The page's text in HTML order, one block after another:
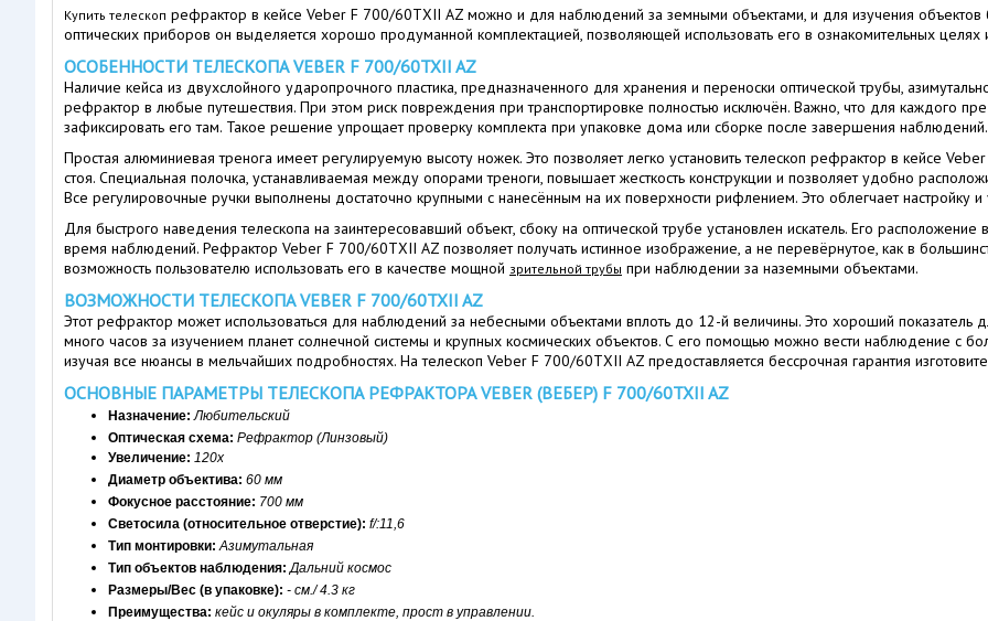
Купить телескоп рефрактор в кейсе Veber F 700/60TXII AZ можно и для наблюдений за земными объектами, и для изучения объектов
оптических приборов он выделяется хорошо продуманной комплектацией, позволяющей использовать его в ознакомительных целях
ОСОБЕННОСТИ ТЕЛЕСКОПА VEBER F 700/60TXII AZ
Наличие кейса из двухслойного ударопрочного пластика, предназначенного для хранения и переноски оптической трубы,
рефрактор в любые путешествия. При этом риск повреждения при транспортировке полностью исключён. Важно, что для каждого
зафиксировать его там. Такое решение упрощает проверку комплекта при упаковке дома или сборке после завершения наблюдений.
Простая алюминиевая тренога имеет регулируемую высоту ножек. Это позволяет легко установить телескоп рефрактор в кейсе
стоя. Специальная полочка, устанавливаемая между опорами треноги, повышает жесткость конструкции и позволяет удобно
Все регулировочные ручки выполнены достаточно крупными с нанесённым на их поверхности рифлением. Это облегчает настройку
Для быстрого наведения телескопа на заинтересовавший объект, сбоку на оптической трубе установлен искатель. Его
время наблюдений. Рефрактор Veber F 700/60TXII AZ позволяет получать истинное изображение, а не перевёрнутое, как в
возможность пользователю использовать его в качестве мощной зрительной трубы при наблюдении за наземными объектами.
ВОЗМОЖНОСТИ ТЕЛЕСКОПА VEBER F 700/60TXII AZ
Этот рефрактор может использоваться для наблюдений за небесными объектами вплоть до 12-й величины. Это хороший показатель
много часов за изучением планет солнечной системы и крупных космических объектов. С его помощью можно вести наблюдение с
изучая все нюансы в мельчайших подробностях. На телескоп Veber F 700/60TXII AZ предоставляется бессрочная гарантия
ОСНОВНЫЕ ПАРАМЕТРЫ ТЕЛЕСКОПА РЕФРАКТОРА VEBER (ВЕБЕР) F 700/60TXII AZ
Назначение: Любительский
Оптическая схема: Рефрактор (Линзовый)
Увеличение: 120х
Диаметр объектива: 60 мм
Фокусное расстояние: 700 мм
Светосила (относительное отверстие): f/:11,6
Тип монтировки: Азимутальная
Тип объектов наблюдения: Дальний космос
Размеры/Вес (в упаковке): - см./ 4.3 кг
Преимущества: кейс и окуляры в комплекте, прост в управлении.